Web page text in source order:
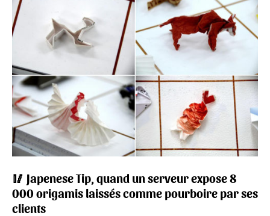
🥢 Japenese Tip, quand un serveur expose 8
000 origamis laissés comme pourboire par ses
clients